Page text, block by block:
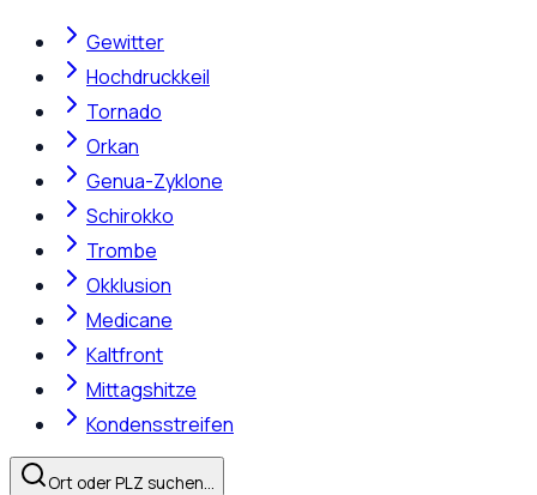
Gewitter
Hochdruckkeil
Tornado
Orkan
Genua-Zyklone
Schirokko
Trombe
Okklusion
Medicane
Kaltfront
Mittagshitze
Kondensstreifen
Ort oder PLZ suchen…